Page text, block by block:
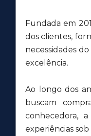
Fundada em
dos clientes,
necessidades
excelência.
Ao longo dos
buscam
conhecedora,
experiências